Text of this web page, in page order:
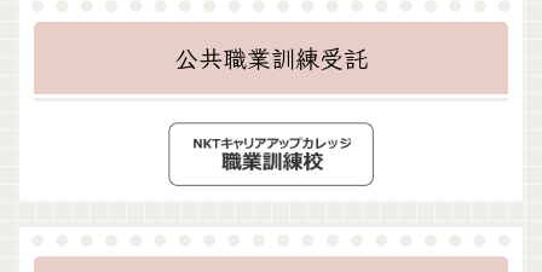
公共職業訓練受託